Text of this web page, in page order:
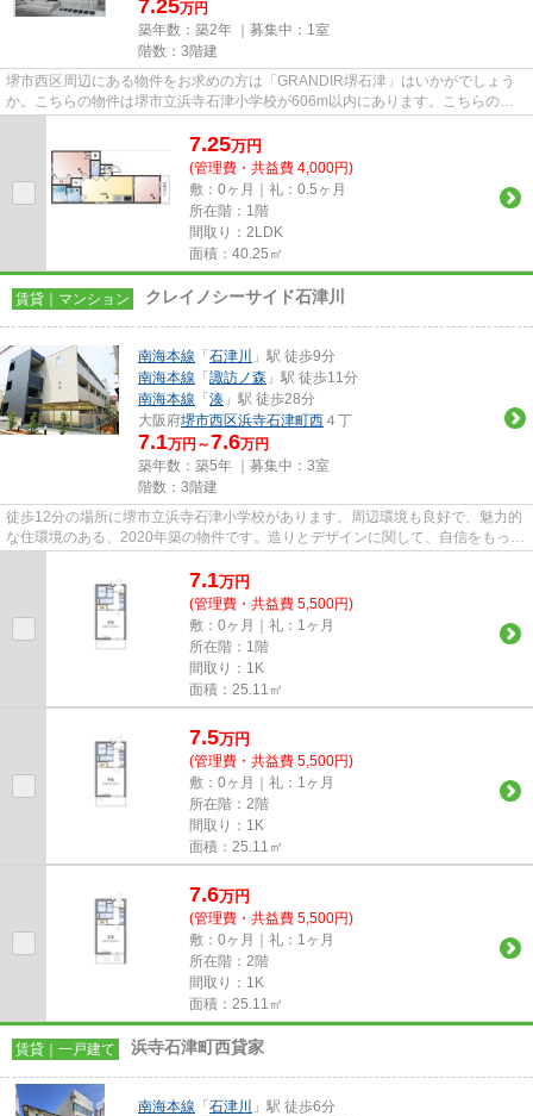
7.25万円
築年数：築2年 ｜募集中： 1室
階数：3階建
堺市西区周辺にある物件をお求めの方は「GRANDIR堺石津」はいかがでしょう
か。こちらの物件は堺市立浜寺石津小学校が606m以内にあります。こちらの物
7.25万円
(管理費・共益費 4,000円)
敷：0ヶ月｜礼：0.5ヶ月
所在階：1階
間取り：2LDK
面積：40.25㎡
賃貸｜マンション クレイノシーサイド石津川
南海本線 「 石津川
」駅 徒歩9分
南海本線 「 諏訪ノ森 」駅 徒歩11分
南海本線 「 湊 」駅 徒歩28分
大阪府堺市西区浜寺石津町西 ４丁
7.1万円～7.6万円
築年数：築5年 ｜募集中： 3室
階数：3階建
徒歩12分の場所に堺市立浜寺石津小学校があります。周辺環境も良好で、魅力的
な住環境のある、2020年築の物件です。造りとデザインに関して、自信をもって
7.1万円
(管理費・共益費 5,500円)
敷：0ヶ月｜礼：1ヶ月
所在階：1階
間取り：1K
面積：25.11㎡
7.5万円
(管理費・共益費 5,500円)
敷：0ヶ月｜礼：1ヶ月
所在階：2階
間取り：1K
面積：25.11㎡
7.6万円
(管理費・共益費 5,500円)
敷：0ヶ月｜礼：1ヶ月
所在階：2階
間取り：1K
面積：25.11㎡
賃貸｜一戸建て 浜寺石津町西貸家
南海本線 「 石津川
」駅 徒歩6分